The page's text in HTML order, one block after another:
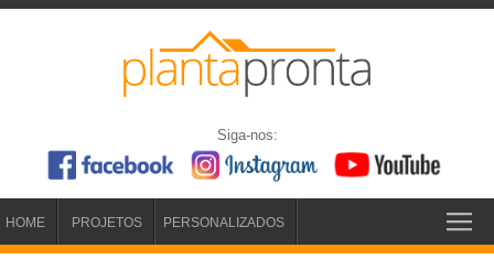
Siga-nos:
HOME PROJETOS PERSONALIZADOS